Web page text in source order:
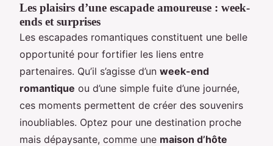
Les plaisirs d’une escapade amoureuse : week-
ends et surprises
Les escapades romantiques constituent une belle
opportunité pour fortifier les liens entre
partenaires. Qu’il s’agisse d’un week-end
romantique ou d’une simple fuite d’une journée,
ces moments permettent de créer des souvenirs
inoubliables. Optez pour une destination proche
mais dépaysante, comme une maison d’hôte